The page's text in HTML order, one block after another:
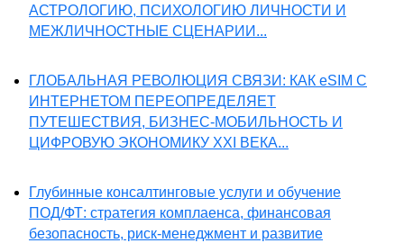
АСТРОЛОГИЮ, ПСИХОЛОГИЮ ЛИЧНОСТИ И
МЕЖЛИЧНОСТНЫЕ СЦЕНАРИИ...
ГЛОБАЛЬНАЯ РЕВОЛЮЦИЯ СВЯЗИ: КАК eSIM С
ИНТЕРНЕТОМ ПЕРЕОПРЕДЕЛЯЕТ
ПУТЕШЕСТВИЯ, БИЗНЕС-МОБИЛЬНОСТЬ И
ЦИФРОВУЮ ЭКОНОМИКУ XXI ВЕКА...
Глубинные консалтинговые услуги и обучение
ПОД/ФТ: стратегия комплаенса, финансовая
безопасность, риск-менеджмент и развитие